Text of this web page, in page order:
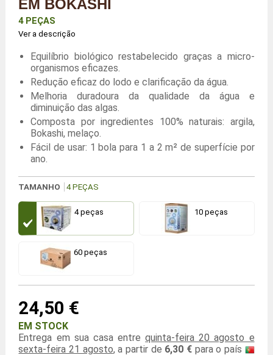
EM BOKASHI
4 PEÇAS
Ver a descrição
Equilíbrio biológico restabelecido graças a micro-
organismos eficazes.
Redução eficaz do lodo e clarificação da água.
Melhoria duradoura da qualidade da água e
diminuição das algas.
Composta por ingredientes 100% naturais: argila,
Bokashi, melaço.
Fácil de usar: 1 bola para 1 a 2 m² de superfície por
ano.
TAMANHO 4 PEÇAS
4 peças 10 peças
60 peças
24,50 €
EM STOCK
Entrega em sua casa entrequinta-feira 20 agosto e
sexta-feira 21 agosto, a partir de 6,30 € para o país